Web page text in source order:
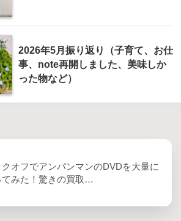
2026年5月振り返り（子育て、お仕
事、note再開しました、美味しか
った物など）
クオフでアンパンマンのDVDを大量に
てみた！驚きの買取…